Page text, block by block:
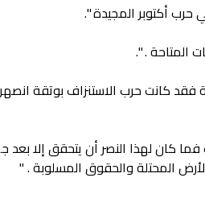
حرب أكتوبر المجيدة ".
المتاحة . ".
فقد كانت حرب الاستنزاف بوتقة
كان لهذا النصر أن يتحقق إلا
المحتلة والحقوق المسلوبة . "